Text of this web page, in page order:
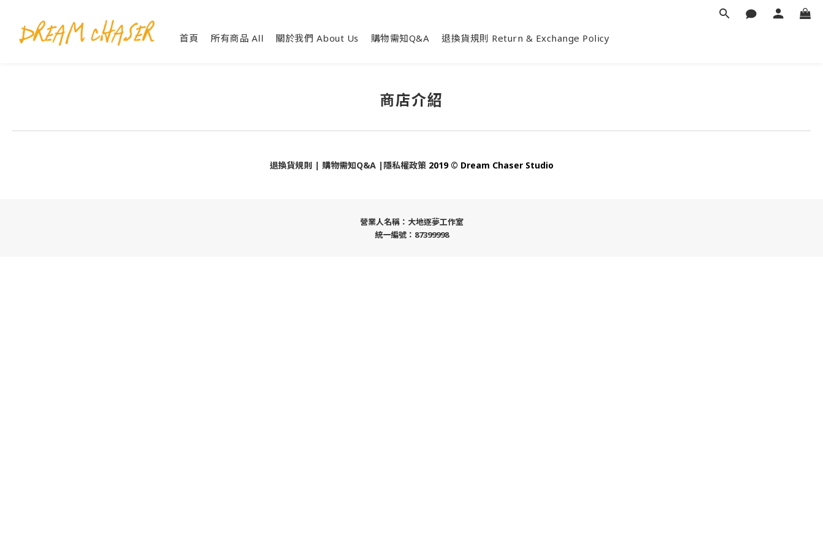
首頁 所有商品 All 關於我們 About Us 購物需知Q&A 退換貨規則 Return & Exchange Policy
商店介紹
退換貨規則 | 購物需知Q&A | 隱私權政策 2019 © Dream Chaser Studio
營業人名稱：大地逐夢工作室
統一編號：87399998